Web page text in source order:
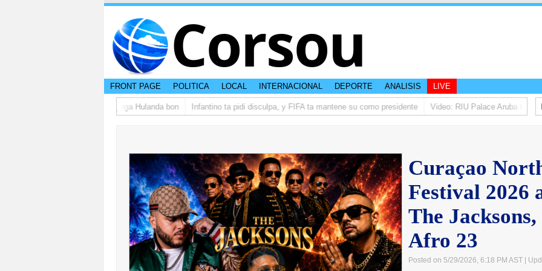
Corsou
FRONT PAGE POLITICA LOCAL INTERNACIONAL DEPORTE ANALISIS LIVE
di studiantenan di Aruba a yega Hulanda bon Infantino ta pidi disculpa, y FIFA ta mantene su como presidente Video: RIU Palace Aruba ta eleva
Curaçao
Festival 2026
The
Afro 23
Posted on 5/29/2026, 6:18 PM AST |